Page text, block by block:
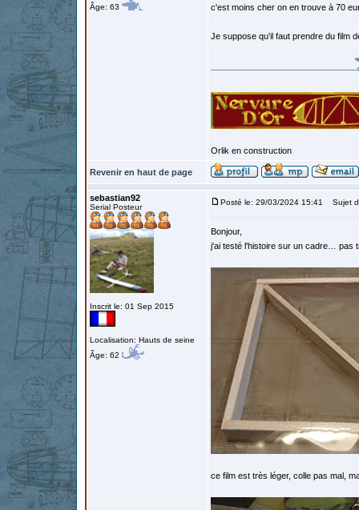
Âge: 63
c'est moins cher on en trouve à 70
Je suppose qu'il faut prendre du film
Orlik en construction
Revenir en haut de page
sebastian92
Serial Posteur
Inscrit le: 01 Sep 2015
Localisation: Hauts de seine
Âge: 62
Posté le: 29/03/2024 15:41 Sujet
Bonjour,
j'ai testé l'histoire sur un cadre… pas
ce film est très léger, colle pas mal,